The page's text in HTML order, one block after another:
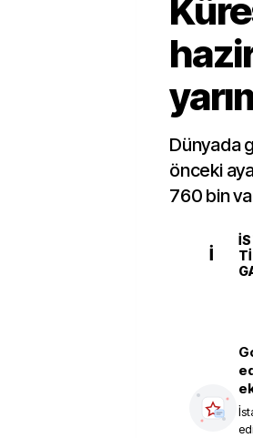
Dünyada
önceki
760 bin
İ